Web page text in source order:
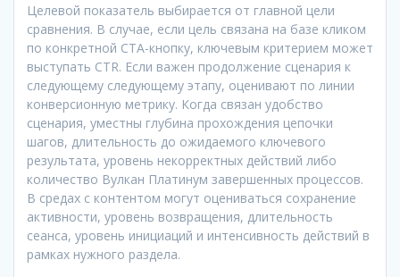
Целевой показатель выбирается от главной цели
сравнения. В случае, если цель связана на базе кликом
по конкретной CTA-кнопку, ключевым критерием может
выступать CTR. Если важен продолжение сценария к
следующему следующему этапу, оценивают по линии
конверсионную метрику. Когда связан удобство
сценария, уместны глубина прохождения цепочки
шагов, длительность до ожидаемого ключевого
результата, уровень некорректных действий либо
количество Вулкан Платинум завершенных процессов.
В средах с контентом могут оцениваться сохранение
активности, уровень возвращения, длительность
сеанса, уровень инициаций и интенсивность действий в
рамках нужного раздела.